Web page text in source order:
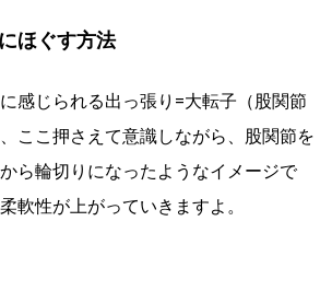
ほぐす方法
感じられる出っ張り=大転子（股関節
ここ押さえて意識しながら、股関節を
ら輪切りになったようなイメージで
軟性が上がっていきますよ。